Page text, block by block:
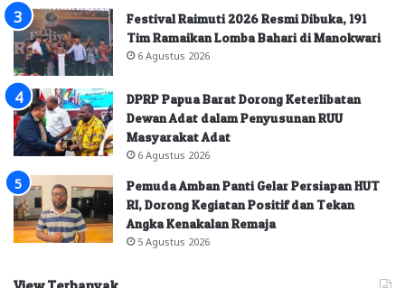
Festival Raimuti 2026 Resmi Dibuka, 191
Tim Ramaikan Lomba Bahari di Manokwari
6 Agustus 2026
DPRP Papua Barat Dorong Keterlibatan
Dewan Adat dalam Penyusunan RUU
Masyarakat Adat
6 Agustus 2026
Pemuda Amban Panti Gelar Persiapan HUT
RI, Dorong Kegiatan Positif dan Tekan
Angka Kenakalan Remaja
5 Agustus 2026